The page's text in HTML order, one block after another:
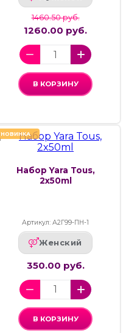
1460.50 руб.
1260.00 руб.
В КОРЗИНУ
НОВИНКА
Набор Yara Tous,
2x50ml
Артикул: А2Г99-ПН-1
Женский
350.00 руб.
В КОРЗИНУ